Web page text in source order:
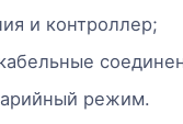
и контроллер;
режим.